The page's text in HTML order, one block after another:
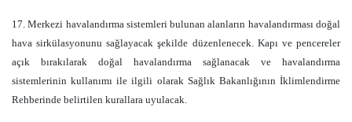
17. Merkezi havalandırma sistemleri bulunan alanların havalandırması doğal
hava sirkülasyonunu sağlayacak şekilde düzenlenecek. Kapı ve pencereler
açık bırakılarak doğal havalandırma sağlanacak ve havalandırma
sistemlerinin kullanımı ile ilgili olarak Sağlık Bakanlığının İklimlendirme
Rehberinde belirtilen kurallara uyulacak.